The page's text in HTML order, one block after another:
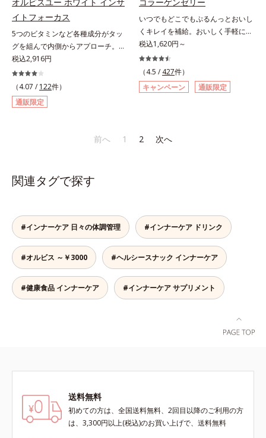
る6種の植物エキスをぎゅっと凝縮
したオリジナルブレンドのエキスで
す。＊美凛六草（メイリンロクソ
ウ）エキスとは、メイクイファ、ベ
ニバナ、キンセンカ、ローズマリ
ー、ホップ、キクカ、6種類の植物
エキスの総称です。
イトフォーカス
5つのビタミンなど各種成分がタッ
グを組んで内側からアプローチ。透
明感のある美しさをサポートする成
分を凝縮した美容サプリです。L-シ
スチンや植物エキス、ビタミンCを
はじめとした5つのビタミンによっ
て、多角的にアプローチ。さらに南
ァバ葉エキスもプラスしました。体
の内側から美しさに磨きをかけたい
税込2,916円
（4.07 / 122件）
通販限定
いつでもどこでもぷるんっとおいし
くキレイを補給。おいしく手軽にキ
レイをチャージ！ おやつ感覚でハ
リと弾力のある毎日に欠かせない人
気のコラーゲンを補給できる、ステ
ィック型ゼリーです。吸収が早い、
分子の小さなコラーゲンが1袋にた
B6も加えました。コラーゲン特有
をチャージできます。年齢と共に気
になる悩みも、おやつやデザート時
にぷるんっと食べて解消を目指しま
しょう。脂肪分ゼロ＆1袋20kcal
で、ダイエット中でも安心です。各
商品の詳しい情報は商品ページをご
覧ください。・BEAUTY夏祭りは、
税込1,620円～
（4.5 / 427件）
キャンペーン
通販限定
前へ 1 2 次へ
関連タグで探す
#インナーケア 日々の体調管理 #インナーケア ドリンク
#オルビス ～￥3000 #ヘルシースナック インナーケア
#健康食品 インナーケア #インナーケア サプリメント
送料無料
初めての方は、全国送料無料、2回目以降のご利用の方
は、3,300円以上(税込)のお買い上げで、送料無料